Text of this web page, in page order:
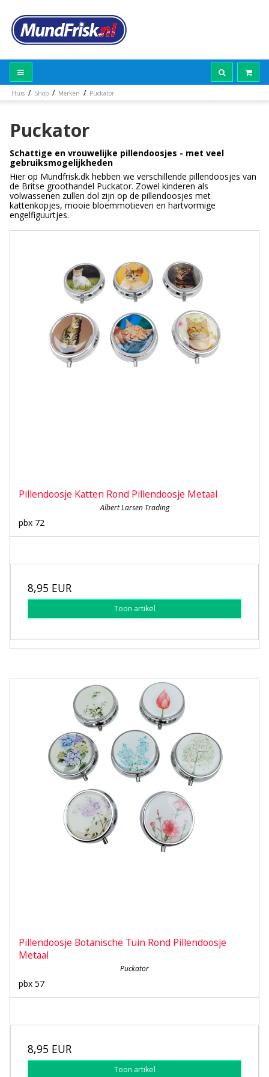
Huis / Shop / Merken / Puckator
Puckator
Schattige en vrouwelijke pillendoosjes - met veel
gebruiksmogelijkheden
Hier op Mundfrisk.dk hebben we verschillende pillendoosjes van
de Britse groothandel Puckator. Zowel kinderen als
volwassenen zullen dol zijn op de pillendoosjes met
kattenkopjes, mooie bloemmotieven en hartvormige
engelfiguurtjes.
Pillendoosje Katten Rond Pillendoosje Metaal
Albert Larsen Trading
pbx 72
8,95 EUR
Toon artikel
Pillendoosje Botanische Tuin Rond Pillendoosje
Metaal
Puckator
pbx 57
8,95 EUR
Toon artikel